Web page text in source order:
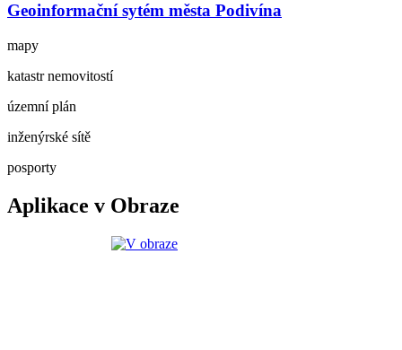
Geoinformační sytém města Podivína
mapy
katastr nemovitostí
územní plán
inženýrské sítě
posporty
Aplikace v Obraze